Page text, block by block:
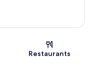
Restaurants